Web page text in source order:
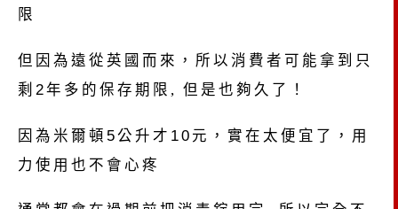
限
但因為遠從英國而來，所以消費者可能拿到只
剩 2年多的保存期限, 但是也夠久了！
因為米爾頓 5公升才 10 元，實在太便宜了，用
力使用也不會心疼